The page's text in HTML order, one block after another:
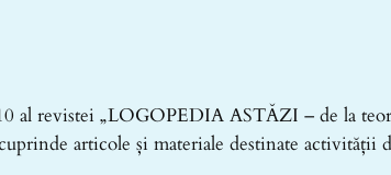
al revistei „LOGOPEDIA ASTĂZI – de la
articole și materiale destinate activității